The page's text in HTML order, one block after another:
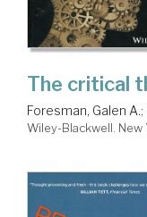
The critical
Foresman, Galen A.;
Wiley-Blackwell. New